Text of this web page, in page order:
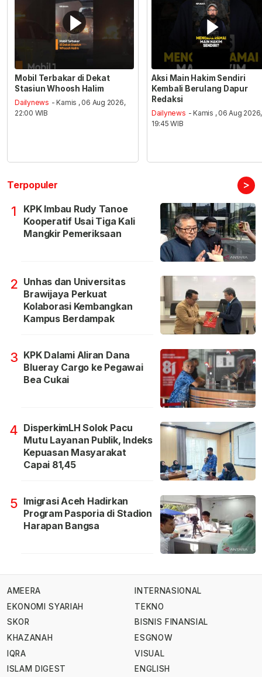
Mobil Terbakar di Dekat
Stasiun Whoosh Halim
Dailynews - Kamis , 06 Aug 2026,
22:00 WIB
Aksi Main Hakim Sendiri
Kembali Berulang Dapur
Redaksi
Dailynews - Kamis , 06 Aug 2026,
19:45 WIB
Terpopuler >
1
KPK Imbau Rudy Tanoe
Kooperatif Usai Tiga Kali
Mangkir Pemeriksaan
2 Unhas dan Universitas
Brawijaya Perkuat
Kolaborasi Kembangkan
Kampus Berdampak
3 KPK Dalami Aliran Dana
Blueray Cargo ke Pegawai
Bea Cukai
4 DisperkimLH Solok Pacu
Mutu Layanan Publik, Indeks
Kepuasan Masyarakat
Capai 81,45
5 Imigrasi Aceh Hadirkan
Program Pasporia di Stadion
Harapan Bangsa
AMEERA
EKONOMI SYARIAH
SKOR
KHAZANAH
IQRA
ISLAM DIGEST
INTERNASIONAL
TEKNO
BISNIS FINANSIAL
ESGNOW
VISUAL
ENGLISH